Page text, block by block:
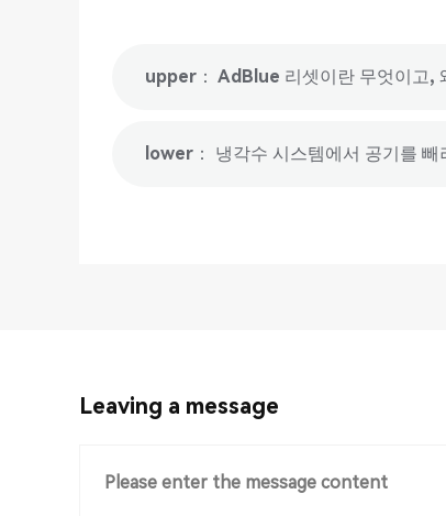
upper： AdBlue 리셋이란 무엇이고,
lower： 냉각수 시스템에서 공기를
Leaving a message